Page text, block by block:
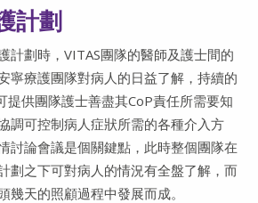
計劃
計劃時，VITAS團隊的醫師及護士間的
寧療護團隊對病人的日益了解，持續的
提供團隊護士善盡其CoP責任所需要知
調可控制病人症狀所需的各種介入方
討論會議是個關鍵點，此時整個團隊在
劃之下可對病人的情況有全盤了解，而
幾天的照顧過程中發展而成。